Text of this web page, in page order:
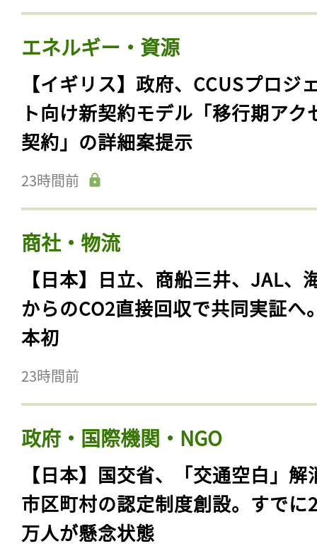
エネルギー・資源
【イギリス】政府、CCUSプロジ
ト向け新契約モデル「移行期アク
契約」の詳細案提示
23時間前
商社・物流
【日本】日立、商船三井、JAL、
からのCO2直接回収で共同実証へ
本初
23時間前
政府・国際機関・NGO
【日本】国交省、「交通空白」解
市区町村の認定制度創設。すでに
万人が懸念状態